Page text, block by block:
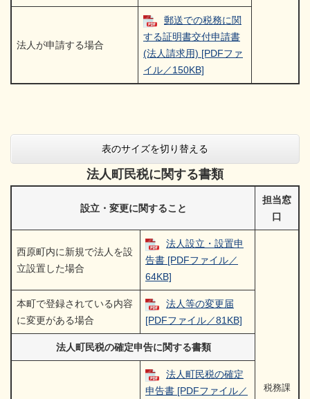
法人が申請する場合
郵送での税務に関
する証明書交付申請書
(法人請求用) [PDFファ
イル／150KB]
表のサイズを切り替える
法人町民税に関する書類
設立・変更に関すること
担当窓
口
西原町内に新規で法人を設
立設置した場合
法人設立・設置申
告書 [PDFファイル／
64KB]
税務課
本町で登録されている内容
に変更がある場合
法人等の変更届
[PDFファイル／81KB]
法人町民税の確定申告に関する書類
法人町民税の確定
申告書 [PDFファイル／